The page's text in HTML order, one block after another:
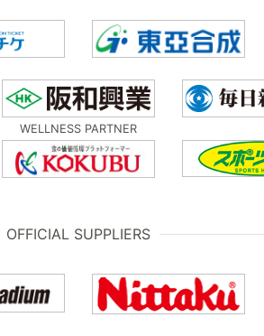
WELLNESS PARTNER
OFFICIAL SUPPLIERS